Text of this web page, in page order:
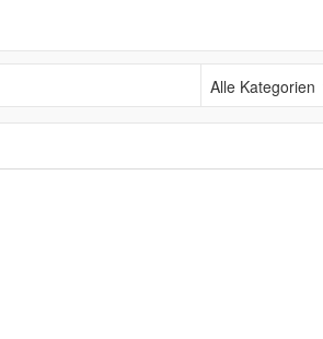
Alle Kategorien